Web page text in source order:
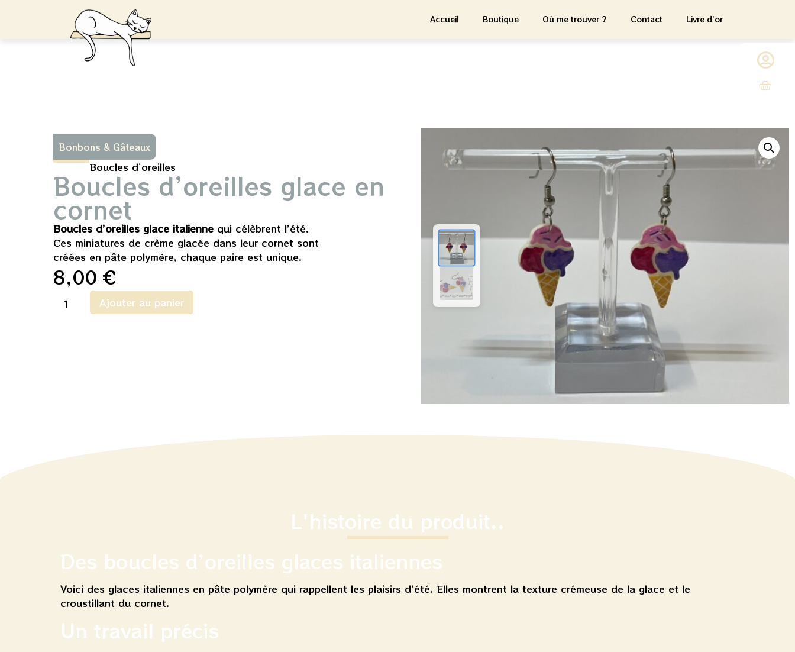
Accueil Boutique Où me trouver ? Contact Livre d’or
Bonbons & Gâteaux
Boucles d’oreilles
Boucles d’oreilles glace en
cornet
Boucles d’oreilles glace italienne qui célèbrent l’été.
Ces miniatures de crème glacée dans leur cornet sont
créées en pâte polymère, chaque paire est unique.
8,00 €
Ajouter au panier
L'histoire du produit..
Des boucles d’oreilles glaces italiennes
Voici des glaces italiennes en pâte polymère qui rappellent les plaisirs d’été. Elles montrent la texture crémeuse de la glace et le
croustillant du cornet.
Un travail précis